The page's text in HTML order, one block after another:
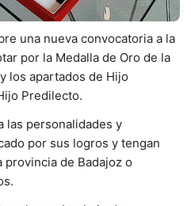
una nueva convocatoria a la
por la Medalla de Oro de la
los apartados de Hijo
Predilecto.
las personalidades y
por sus logros y tengan
de Badajoz o